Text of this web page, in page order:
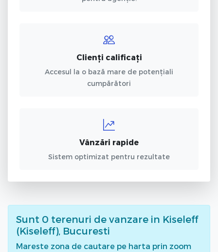
Clienți calificați
Accesul la o bază mare de potențiali
cumpărători
Vânzări rapide
Sistem optimizat pentru rezultate
Sunt 0 terenuri de vanzare in Kiseleff
(Kiseleff), Bucuresti
Mareste zona de cautare pe harta prin zoom